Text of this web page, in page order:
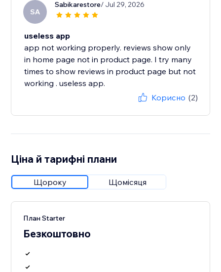
SA
Sabikarestore/ Jul 29, 2026
useless app
app not working properly. reviews show only
in home page not in product page. I try many
times to show reviews in product page but not
working . useless app.
Корисно (2)
Ціна й тарифні плани
Щороку Щомісяця
План Starter
Безкоштовно